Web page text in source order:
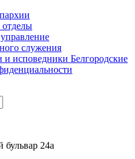
служения
исповедники Белгородские
24а